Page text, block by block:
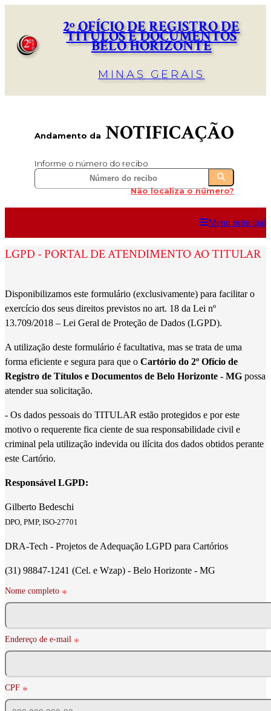
2º OFÍCIO DE REGISTRO DE
TÍTULOS E DOCUMENTOS
BELO HORIZONTE
MINAS GERAIS
Andamento da NOTIFICAÇÃO
Informe o número do recibo
Não localiza o número?
Menu principal
LGPD - PORTAL DE ATENDIMENTO AO TITULAR
Disponibilizamos este formulário (exclusivamente) para facilitar o
exercício dos seus direitos previstos no art. 18 da Lei nº
13.709/2018 – Lei Geral de Proteção de Dados (LGPD).
A utilização deste formulário é facultativa, mas se trata de uma
forma eficiente e segura para que o Cartório do 2º Ofício de
Registro de Títulos e Documentos de Belo Horizonte - MG possa
atender sua solicitação.
- Os dados pessoais do TITULAR estão protegidos e por este
motivo o requerente fica ciente de sua responsabilidade civil e
criminal pela utilização indevida ou ilícita dos dados obtidos perante
este Cartório.
Responsável LGPD:
Gilberto Bedeschi
DPO, PMP, ISO-27701
DRA-Tech - Projetos de Adequação LGPD para Cartórios
(31) 98847-1241 (Cel. e Wzap) - Belo Horizonte - MG
Nome completo
Endereço de e-mail
CPF